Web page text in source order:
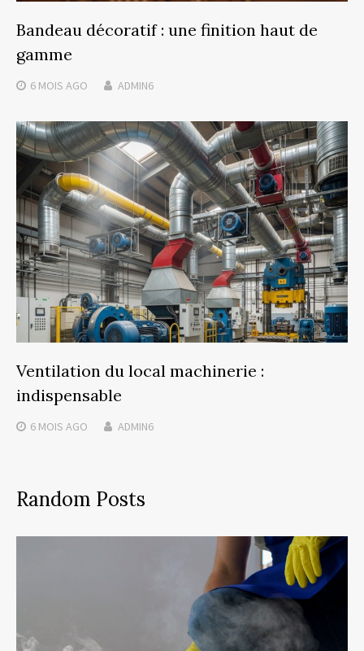
Bandeau décoratif : une finition haut de
gamme
6 MOIS AGO ADMIN6
Ventilation du local machinerie :
indispensable
6 MOIS AGO ADMIN6
Random Posts